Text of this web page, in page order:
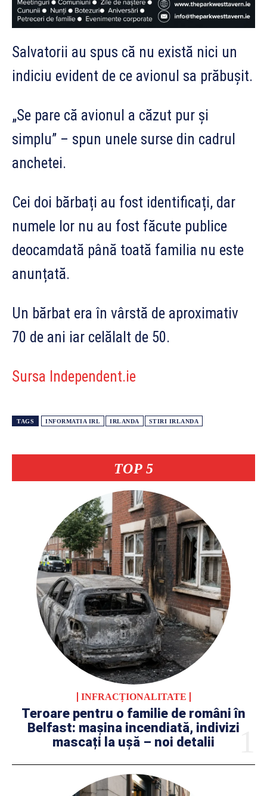
TOP 5
INFRACȚIONALITATE
Teroare pentru o familie de români în
Belfast: mașina incendiată, indivizi
mascați la ușă – noi detalii
Salvatorii au spus că nu există nici un
indiciu evident de ce avionul sa prăbușit.
„Se pare că avionul a căzut pur și
simplu” – spun unele surse din cadrul
anchetei.
Cei doi bărbați au fost identificați, dar
numele lor nu au fost făcute publice
deocamdată până toată familia nu este
anunțată.
Un bărbat era în vârstă de aproximativ
70 de ani iar celălalt de 50.
Sursa Independent.ie
TAGS INFORMATIA IRL IRLANDA STIRI IRLANDA